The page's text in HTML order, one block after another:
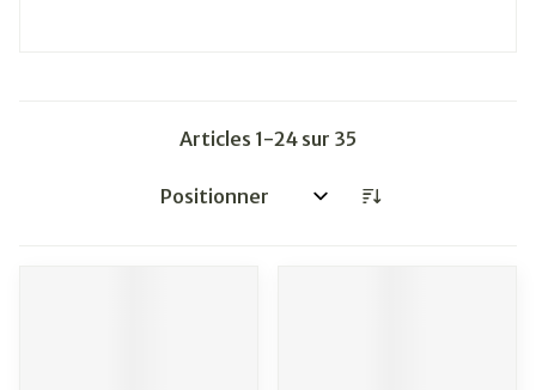
Articles 1-24 sur 35
Trier par: